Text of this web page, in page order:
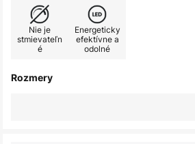
Nie je
stmievateľn
é
Energeticky
efektívne a
odolné
Rozmery